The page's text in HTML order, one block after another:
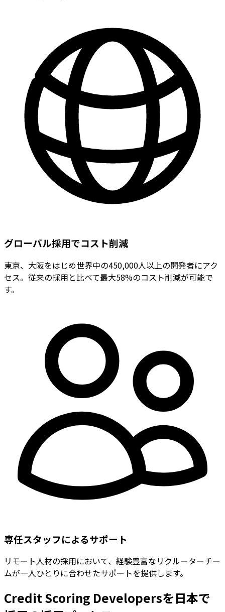
グローバル採用でコスト削減
東京、大阪をはじめ世界中の450,000人以上の開発者にアク
セス。従来の採用と比べて最大58%のコスト削減が可能で
す。
専任スタッフによるサポート
リモート人材の採用において、経験豊富なリクルーターチー
ムが一人ひとりに合わせたサポートを提供します。
Credit Scoring Developersを日本で